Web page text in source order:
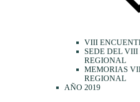
VIII
SEDE DEL
REGIONAL
MEMORIAS
REGIONAL
AÑO 2019